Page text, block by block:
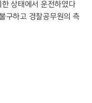
상태에서 운전하였다
구하고 경찰공무원의 측